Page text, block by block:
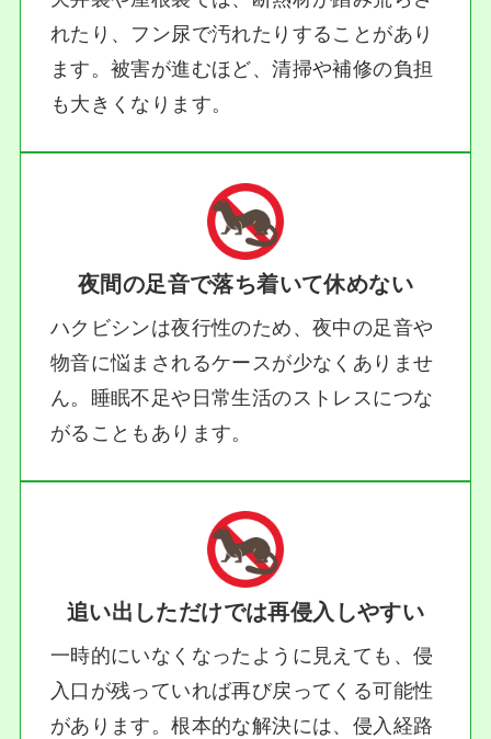
れたり、フン尿で汚れたりすることがあり
ます。被害が進むほど、清掃や補修の負担
も大きくなります。
夜間の足音で落ち着いて休めない
ハクビシンは夜行性のため、夜中の足音や
物音に悩まされるケースが少なくありませ
ん。睡眠不足や日常生活のストレスにつな
がることもあります。
追い出しただけでは再侵入しやすい
一時的にいなくなったように見えても、侵
入口が残っていれば再び戻ってくる可能性
があります。根本的な解決には、侵入経路